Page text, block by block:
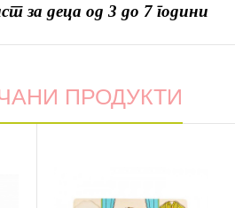
за деца од 3 до 7 години
ПРОДУКТИ